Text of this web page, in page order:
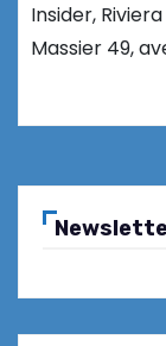
Insider,
Massier 49,